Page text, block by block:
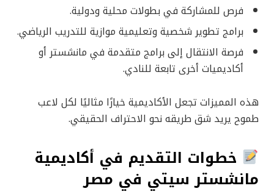
فرص للمشاركة في بطولات محلية ودولية.
برامج تطوير شخصية وتعليمية موازية للتدريب الرياضي.
فرصة الانتقال إلى برامج متقدمة في مانشستر أو
أكاديميات أخرى تابعة للنادي.
هذه المميزات تجعل الأكاديمية خيارًا مثاليًا لكل لاعب
طموح يريد شق طريقه نحو الاحتراف الحقيقي.
خطوات التقديم في أكاديمية
مانشستر سيتي في مصر